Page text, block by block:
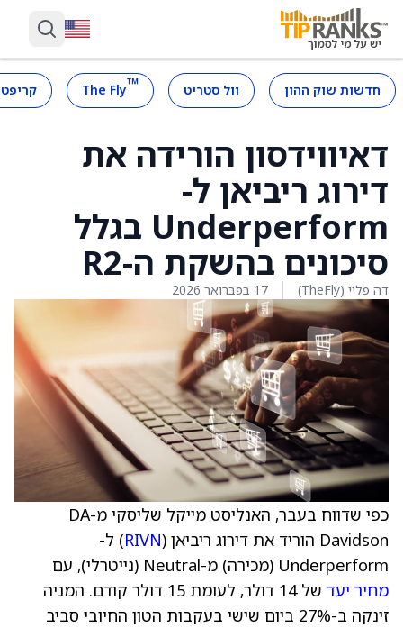
חדשות שוק ההון וול סטריט ™
The Fly
דאיווידסון הורידה את
דירוג ריביאן ל-
Underperform בגלל
סיכונים בהשקת ה-R2
דה פליי (TheFly) 17 בפברואר 2026
כפי שדווח בעבר, האנליסט מייקל שליסקי מ-DA
Davidson הוריד את דירוג ריביאן (
RIVN) ל-
Underperform (מכירה) מ-Neutral (נייטרלי), עם
מחיר יעד
של 14 דולר, לעומת 15 דולר קודם. המניה
זינקה ב-27% ביום שישי בעקבות הטון החיובי סביב